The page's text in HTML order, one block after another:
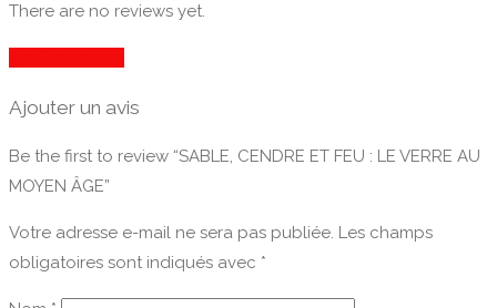
There are no reviews yet.
Ajouter un avis
Be the first to review “SABLE, CENDRE ET FEU : LE VERRE AU
MOYEN ÂGE”
Votre adresse e-mail ne sera pas publiée. Les champs
obligatoires sont indiqués avec *